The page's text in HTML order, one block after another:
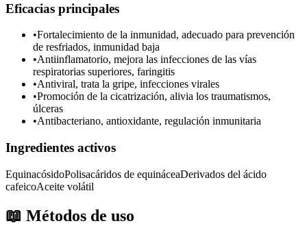
Eficacias principales
•Fortalecimiento de la inmunidad, adecuado para prevención
de resfriados, inmunidad baja
•Antiinflamatorio, mejora las infecciones de las vías
respiratorias superiores, faringitis
•Antiviral, trata la gripe, infecciones virales
•Promoción de la cicatrización, alivia los traumatismos,
úlceras
•Antibacteriano, antioxidante, regulación inmunitaria
Ingredientes activos
EquinacósidoPolisacáridos de equináceaDerivados del ácido
cafeicoAceite volátil
📖 Métodos de uso